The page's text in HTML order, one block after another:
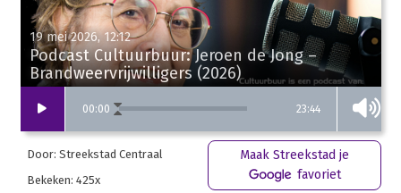
00:00 23:44
19 mei 2026, 12:12
Podcast Cultuurbuur: Jeroen de Jong –
Brandweervrijwilligers (2026)
Door: Streekstad Centraal
Bekeken: 425x
Maak Streekstad je
favoriet